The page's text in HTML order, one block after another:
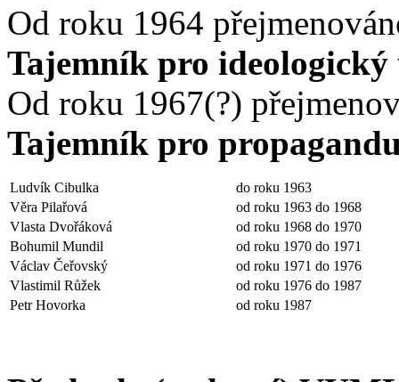
Od roku 1964
Tajemník pro ideologický
Od roku 1967(?)
Tajemník pro
Ludvík Cibulka
do roku 1963
Věra Pilařová
od roku 1963 do 1968
Vlasta Dvořáková
od roku 1968 do 1970
Bohumil Mundil
od roku 1970 do 1971
Václav Čeřovský
od roku 1971 do 1976
Vlastimil Růžek
od roku 1976 do 1987
Petr Hovorka
od roku 1987